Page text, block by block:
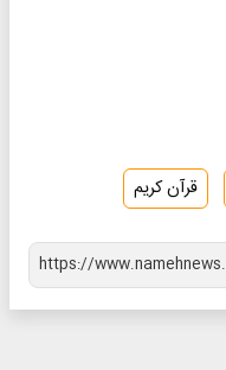
قرآن کریم